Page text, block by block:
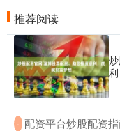
推荐阅读
· 配资平台炒股配资